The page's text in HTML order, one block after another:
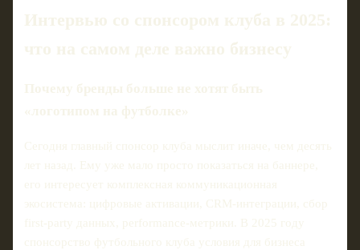
Интервью со спонсором клуба в 2025:
что на самом деле важно бизнесу
Почему бренды больше не хотят быть
«логотипом на футболке»
Сегодня главный спонсор клуба мыслит иначе, чем десять
лет назад. Ему уже мало просто показаться на баннере,
его интересует комплексная коммуникационная
экосистема: цифровые активации, CRM-интеграции, сбор
first‑party данных, performance‑метрики. В 2025 году
спонсорство футбольного клуба условия для бизнеса